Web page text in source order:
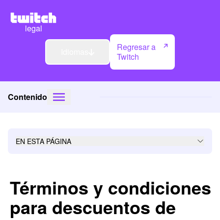
legal
Regresar a
Twitch
Contenido
Términos y condiciones
para descuentos de
EN ESTA PÁGINA